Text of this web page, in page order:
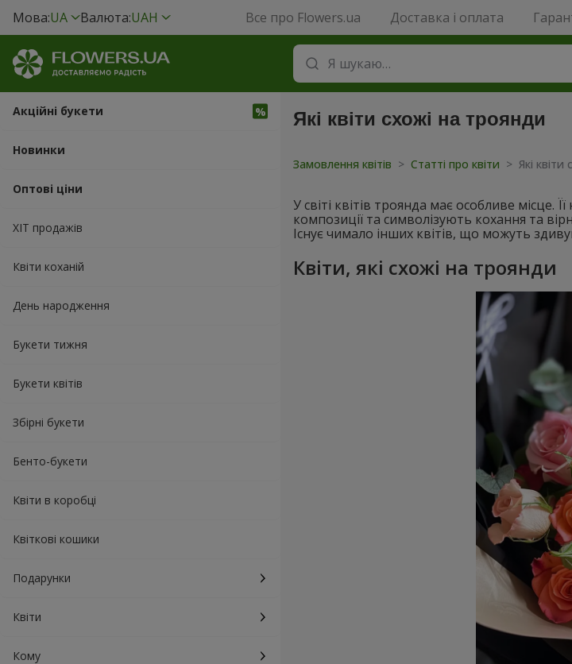
Мова:UA Валюта:UAH Все про Flowers.ua Доставка і оплата
Акційні букети
Новинки
Оптові ціни
ХІТ продажів
Квіти коханій
День народження
Букети тижня
Букети квітів
Збірні букети
Бенто-букети
Квіти в коробці
Квіткові кошики
Подарунки
Квіти
Кому
Які квіти схожі на троянди
Замовлення квітів > Статті про квіти > Які
У світі квітів троянда має особливе
композиції та символізують кохання та
Існує чимало інших квітів, що можуть
Квіти, які схожі на троянди